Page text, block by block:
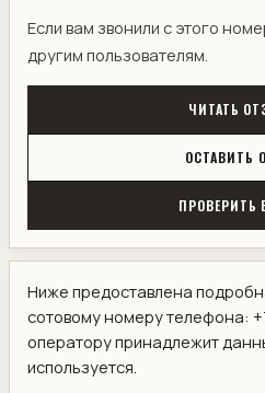
Если вам звонили с этого
другим пользователям.
ЧИТАТЬ
ОСТАВИТЬ
ПРОВЕРИТЬ
Ниже предоставлена
сотовому номеру телефона:
оператору принадлежит
используется.